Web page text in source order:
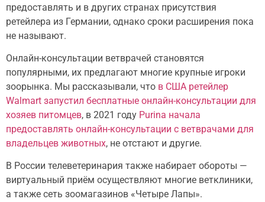
предоставлять и в других странах присутствия
ретейлера из Германии, однако сроки расширения пока
не называют.
Онлайн-консультации ветврачей становятся
популярными, их предлагают многие крупные игроки
зоорынка. Мы рассказывали, что в США ретейлер
Walmart запустил бесплатные онлайн-консультации для
хозяев питомцев, в 2021 году Purina начала
предоставлять онлайн-консультации с ветврачами для
владельцев животных, не отстают и другие.
В России телеветеринария также набирает обороты —
виртуальный приём осуществляют многие ветклиники,
а также сеть зоомагазинов «Четыре Лапы».